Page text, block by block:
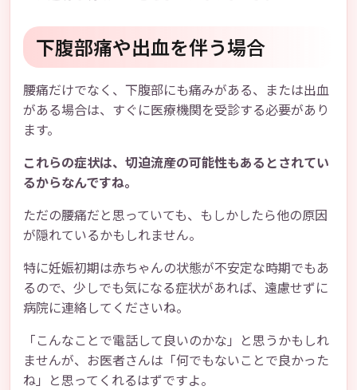
下腹部痛や出血を伴う場合
腰痛だけでなく、下腹部にも痛みがある、または出血
がある場合は、すぐに医療機関を受診する必要があり
ます。
これらの症状は、切迫流産の可能性もあるとされてい
るからなんですね。
ただの腰痛だと思っていても、もしかしたら他の原因
が隠れているかもしれません。
特に妊娠初期は赤ちゃんの状態が不安定な時期でもあ
るので、少しでも気になる症状があれば、遠慮せずに
病院に連絡してくださいね。
「こんなことで電話して良いのかな」と思うかもしれ
ませんが、お医者さんは「何でもないことで良かった
ね」と思ってくれるはずですよ。